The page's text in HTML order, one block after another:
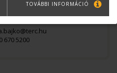
értékesítési tanácsadó
670 5200
TOVÁBBI INFORMÁCIÓ